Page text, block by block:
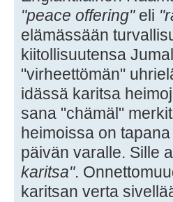
"peace offering"eli
elämässään
kiitollisuutensa
"virheettömän"
idässä karitsa
sana "chämäl"
heimoissa on
päivän varalle. Sille
karitsa".
karitsan verta